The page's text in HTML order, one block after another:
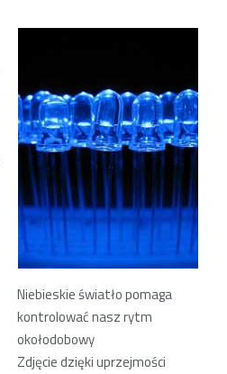
Niebieskie światło pomaga
kontrolować nasz rytm
okołodobowy
Zdjęcie dzięki uprzejmości